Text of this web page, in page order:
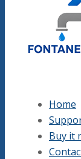
Home
Buy it